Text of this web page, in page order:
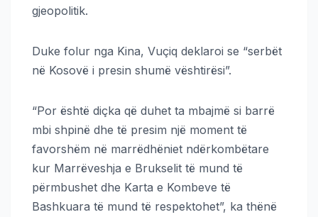
gjeopolitik.
Duke folur nga Kina, Vuçiq deklaroi se “serbët
në Kosovë i presin shumë vështirësi”.
“Por është diçka që duhet ta mbajmë si barrë
mbi shpinë dhe të presim një moment të
favorshëm në marrëdhëniet ndërkombëtare
kur Marrëveshja e Brukselit të mund të
përmbushet dhe Karta e Kombeve të
Bashkuara të mund të respektohet”, ka thënë